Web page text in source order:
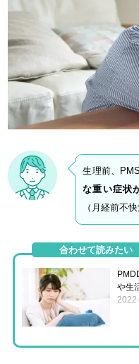
生理前、
な重い症状
（月経前不
合わせて読みたい
や生